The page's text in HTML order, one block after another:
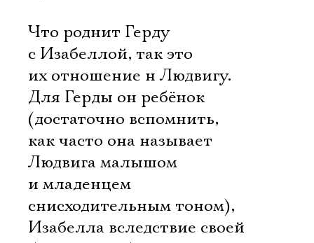
Что роднит Герду
с Изабеллой, так это
их отношение н Людвигу.
Для Герды он ребёнок
(достаточно вспомнить,
как часто она называет
Людвига малышом
и младенцем
снисходительным тоном),
Изабелла вследствие своей